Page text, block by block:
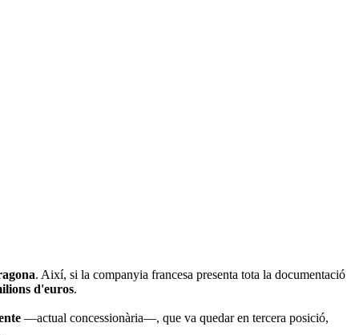
. Així, si la companyia francesa presenta tota la documentació
d'euros.
—actual concessionària—, que va quedar en tercera posició,